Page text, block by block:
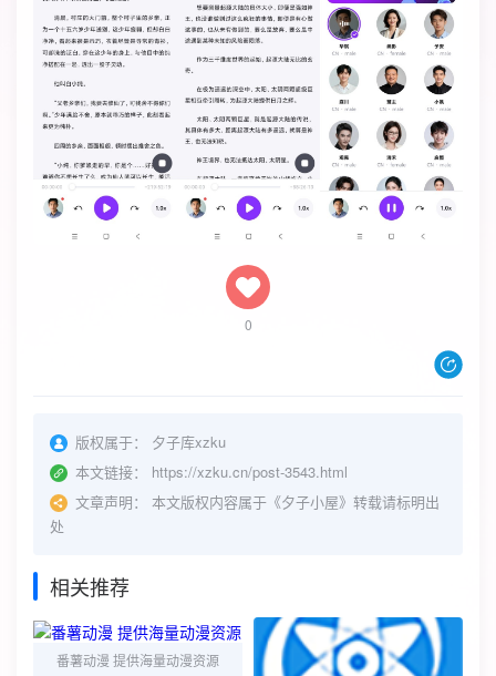
0
版权属于：
夕子库xzku
本文链接：
https://xzku.cn/post-3543.html
文章声明：
本文版权内容属于《夕子小屋》转载请标明出
处
相关推荐
番薯动漫 提供海量动漫资源